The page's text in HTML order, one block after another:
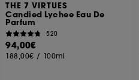
THE 7 VIRTUES
Candied Lychee Eau De
Parfum
520
94,00€
188,00€ / 100ml